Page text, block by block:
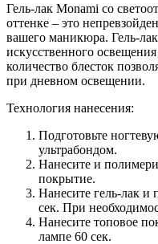
Гель-лак Monami со
оттенке – это
вашего маникюра. Гель-
искусственного
количество блесток
при дневном освещении.
Технология нанесения:
Подготовьте
ультрабондом.
Нанесите и
покрытие.
Нанесите гель-лак
сек. При
Нанесите топовое
лампе 60 сек.